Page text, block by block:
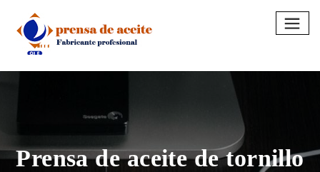
content
Prensa de aceite de tornillo